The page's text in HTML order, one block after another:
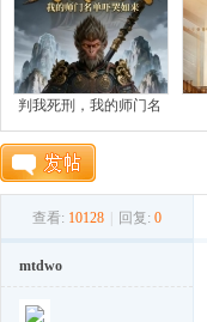
机 判我死刑，我的师门名
查看: 10128 回复: 0
mtdwo